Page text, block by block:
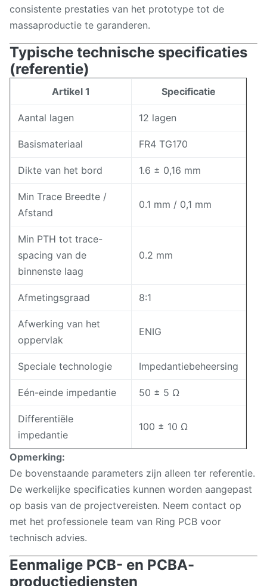
consistente prestaties van het prototype tot de
massaproductie te garanderen.
Typische technische specificaties
(referentie)
Artikel 1 Specificatie
Aantal lagen 12 lagen
Basismateriaal FR4 TG170
Dikte van het bord 1.6 ± 0,16 mm
Min Trace Breedte /
Afstand
0.1 mm / 0,1 mm
Min PTH tot trace-
spacing van de
binnenste laag
0.2 mm
Afmetingsgraad 8:1
Afwerking van het
oppervlak
ENIG
Speciale technologie Impedantiebeheersing
Eén-einde impedantie 50 ± 5 Ω
Differentiële
impedantie
100 ± 10 Ω
Opmerking:
De bovenstaande parameters zijn alleen ter referentie.
De werkelijke specificaties kunnen worden aangepast
op basis van de projectvereisten. Neem contact op
met het professionele team van Ring PCB voor
technisch advies.
Eenmalige PCB- en PCBA-
productiediensten